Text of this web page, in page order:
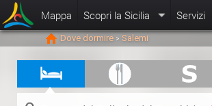
Mappa Scopri la Sicilia Servizi
Dove dormire > Salemi